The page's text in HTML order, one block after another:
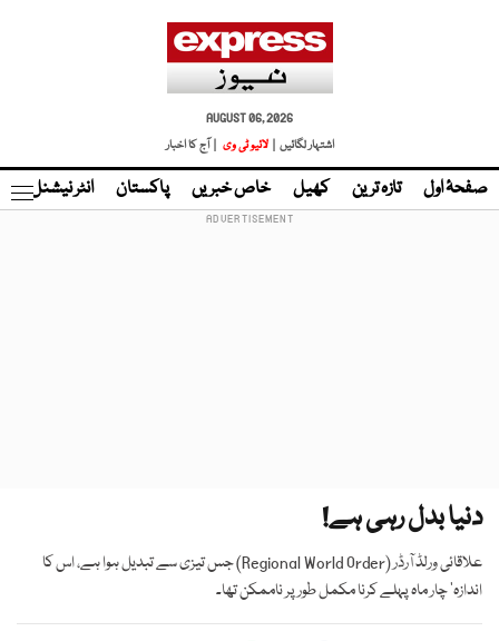
AUGUST 06, 2026
اشتہار لگائیں |
لائیو ٹی وی | آج کا اخبار
صفحۂ اول تازہ ترین کھیل خاص خبریں پاکستان انٹر نیشنل
دنیا بدل رہی ہے!
علاقائی ورلڈ آرڈر (Regional World Order) جس تیزی سے تبدیل ہوا ہے، اس کا
اندازہ‘ چار ماہ پہلے کرنا مکمل طور پر ناممکن تھا۔